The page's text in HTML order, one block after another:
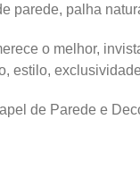
parede, palha
o melhor,
estilo,
de Parede e